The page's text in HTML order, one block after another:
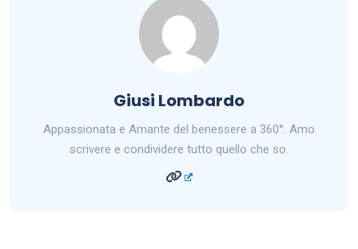
Giusi Lombardo
Appassionata e Amante del benessere a 360°. Amo
scrivere e condividere tutto quello che so.